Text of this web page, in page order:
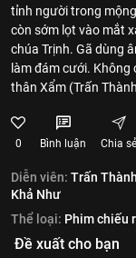
tỉnh người trong
còn sớm lọt vào mắt
chúa Trịnh. Gã dùng
làm đám cưới. Không
thân Xẩm (Trấn
0 Bình luận Chia sẻ
Diễn viên: Trấn
Khả Như
Thể loại: Phim chiếu
Đề xuất cho bạn